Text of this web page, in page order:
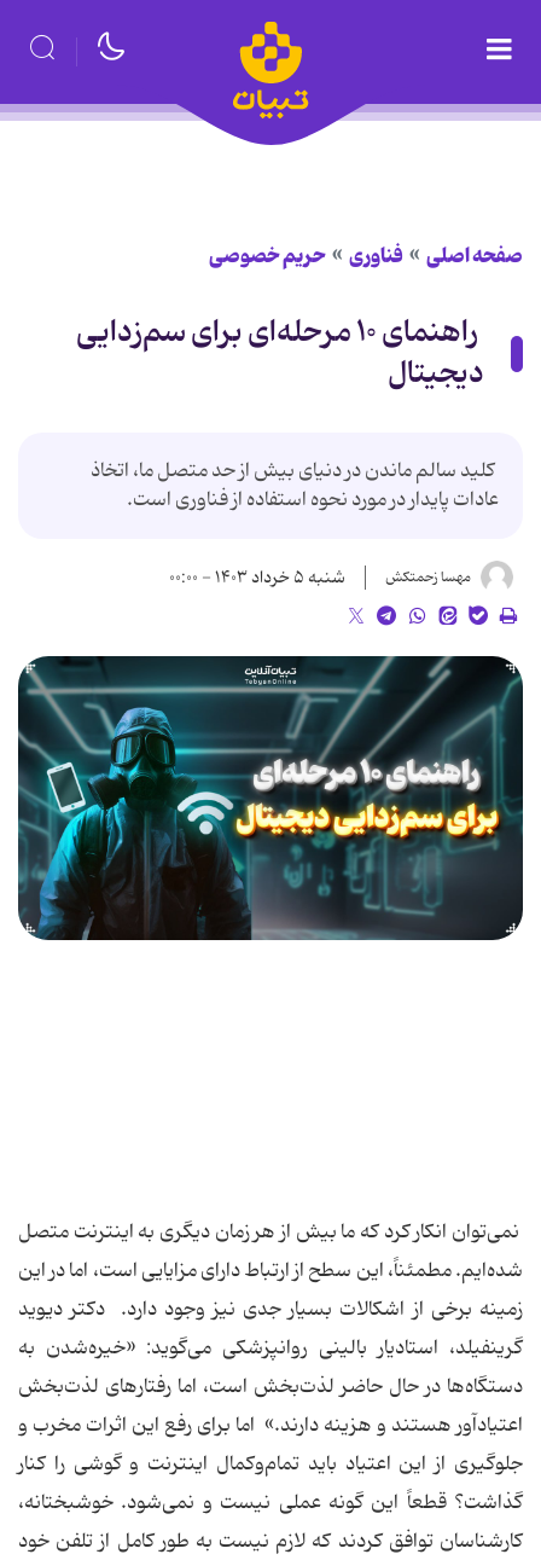
صفحه اصلی فناوری حریم خصوصی
راهنمای ۱۰ مرحله‌ای برای سم‌زدایی
دیجیتال
کلید سالم ماندن در دنیای بیش از حد متصل ما، اتخاذ
عادات پایدار در مورد نحوه استفاده از فناوری است.
مهسا زحمتکش شنبه ۵ خرداد ۱۴۰۳ - ۰۰:۰۰
نمی‌توان انکار کرد که ما بیش از هر زمان دیگری به اینترنت متصل
شده‌ایم. مطمئناً، این سطح از ارتباط دارای مزایایی است، اما در این
زمینه برخی از اشکالات بسیار جدی نیز وجود دارد. دکتر دیوید
گرینفیلد، استادیار بالینی روانپزشکی می‌گوید: «خیره‌شدن به
دستگاه‌ها در حال حاضر لذت‌بخش است، اما رفتارهای لذت‌بخش
اعتیادآور هستند و هزینه دارند.» اما برای رفع این اثرات مخرب و
جلوگیری از این اعتیاد باید تمام‌وکمال اینترنت و گوشی را کنار
گذاشت؟ قطعاً این گونه عملی نیست و نمی‌شود. خوشبختانه،
کارشناسان توافق کردند که لازم نیست به طور کامل از تلفن خود